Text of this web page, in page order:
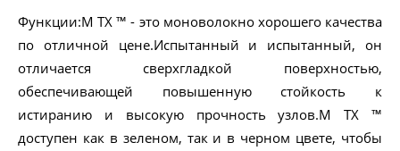
Функции:M TX ™ - это моноволокно хорошего качества
по отличной цене.Испытанный и испытанный, он
отличается сверхгладкой поверхностью,
обеспечивающей повышенную стойкость к
истиранию и высокую прочность узлов.M TX ™
доступен как в зеленом, так и в черном цвете, чтобы